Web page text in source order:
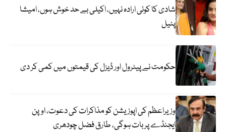
شادی کا کوئی ارادہ نہیں، اکیلی بے حد خوش ہوں، امیشا
پٹیل
حکومت نے پیٹرول اور ڈیزل کی قیمتوں میں کمی کر دی
وزیراعظم کی اپوزیشن کو مذاکرات کی دعوت، اوپن
ایجنڈے پر بات ہوگی، طارق فضل چودھری